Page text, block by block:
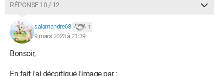
RÉPONSE 10 / 12
salamandre68 1
9 mars 2023 à 21:39
Bonsoir,
En fait j'ai décortiqué l'image par :